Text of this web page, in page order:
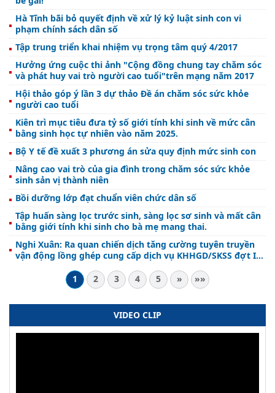
Hà Tĩnh bãi bỏ quyết định về xử lý kỷ luật sinh con vi
phạm chính sách dân số
Tập trung triển khai nhiệm vụ trọng tâm quý 4/2017
Hưởng ứng cuộc thi ảnh "Cộng đồng chung tay chăm sóc
và phát huy vai trò người cao tuổi"trên mạng năm 2017
Hội thảo góp ý lần 3 dự thảo Đề án chăm sóc sức khỏe
người cao tuổi
Kiên trì mục tiêu đưa tỷ số giới tính khi sinh về mức cân
bằng sinh học tự nhiên vào năm 2025.
Bộ Y tế đề xuất 3 phương án sửa quy định mức sinh con
Nâng cao vai trò của gia đình trong chăm sóc sức khỏe
sinh sản vị thành niên
Bồi dưỡng lớp đạt chuẩn viên chức dân số
Tập huấn sàng lọc trước sinh, sàng lọc sơ sinh và mất cân
bằng giới tính khi sinh cho bà mẹ mang thai.
Nghi Xuân: Ra quan chiến dịch tăng cường tuyên truyền
vận động lồng ghép cung cấp dịch vụ KHHGD/SKSS đợt II
1
2 3 4 5 » »»
VIDEO CLIP